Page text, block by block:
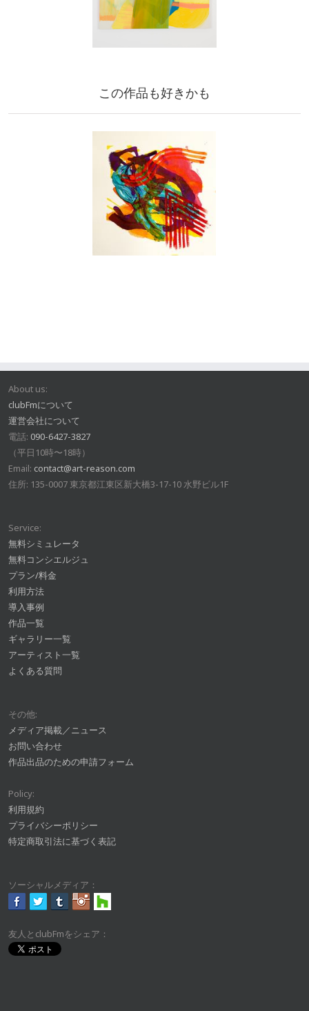
この作品も好きかも
About us:
clubFmについて
運営会社について
電話: 090-6427-3827
（平日10時〜18時）
Email: contact@art-reason.com
住所: 135-0007 東京都江東区新大橋3-17-10 水野ビル1F
Service:
無料シミュレータ
無料コンシエルジュ
プラン/料金
利用方法
導入事例
作品一覧
ギャラリー一覧
アーティスト一覧
よくある質問
その他:
メディア掲載／ニュース
お問い合わせ
作品出品のための申請フォーム
Policy:
利用規約
プライバシーポリシー
特定商取引法に基づく表記
ソーシャルメディア：
友人とclubFmをシェア：